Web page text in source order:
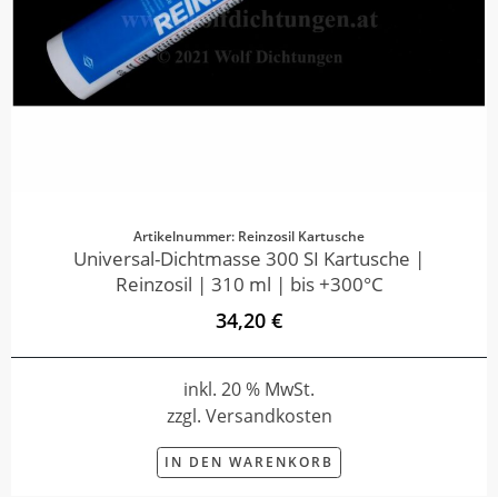
Artikelnummer: Reinzosil Kartusche
Universal-Dichtmasse 300 SI Kartusche |
Reinzosil | 310 ml | bis +300°C
34,20 €
inkl. 20 % MwSt.
zzgl. Versandkosten
IN DEN WARENKORB